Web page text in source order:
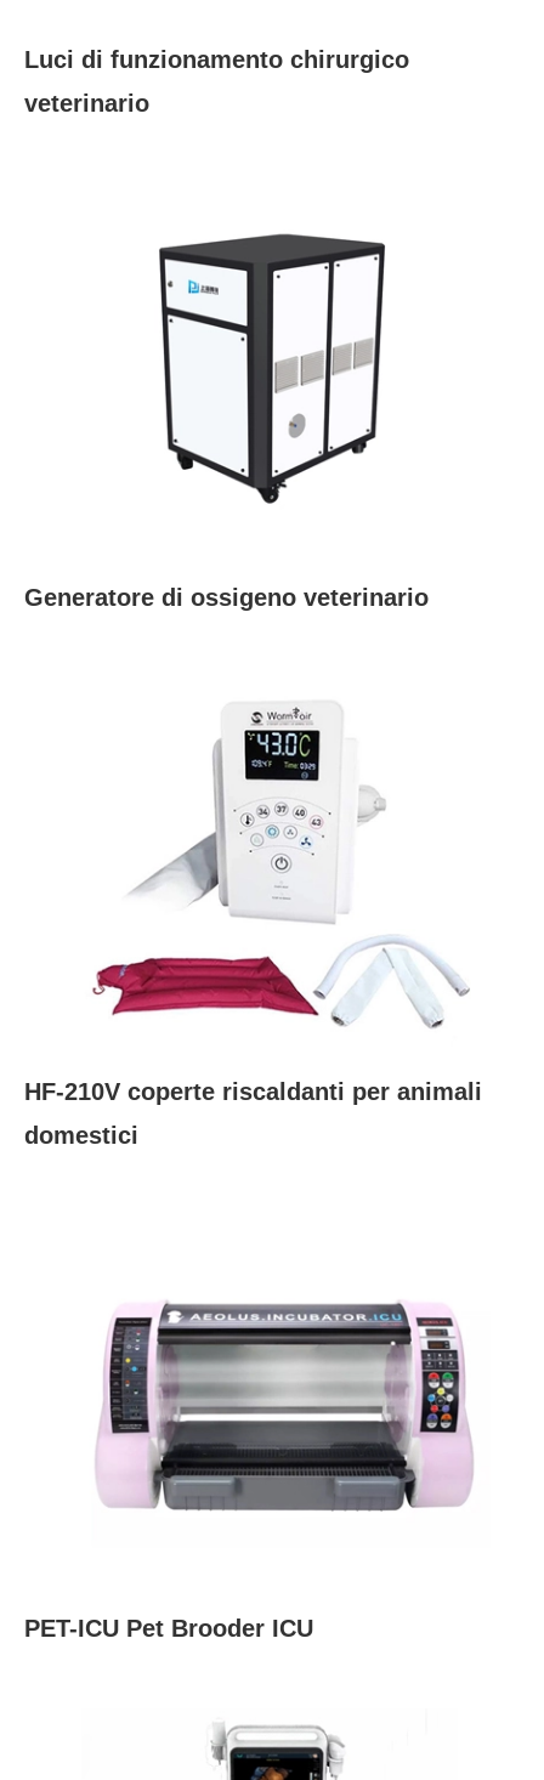
Luci di funzionamento chirurgico
veterinario
Generatore di ossigeno veterinario
HF-210V coperte riscaldanti per animali
domestici
PET-ICU Pet Brooder ICU